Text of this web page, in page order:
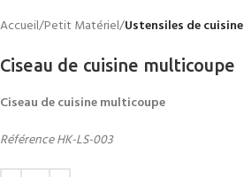
Accueil Petit Matériel Ustensiles de cuisine
Ciseau de cuisine multicoupe
Ciseau de cuisine multicoupe
Référence HK-LS-003